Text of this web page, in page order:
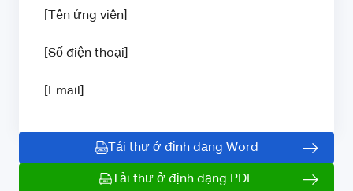
[Tên ứng viên]
[Số điện thoại]
[Email]
Tải thư ở định dạng Word
Tải thư ở định dạng PDF